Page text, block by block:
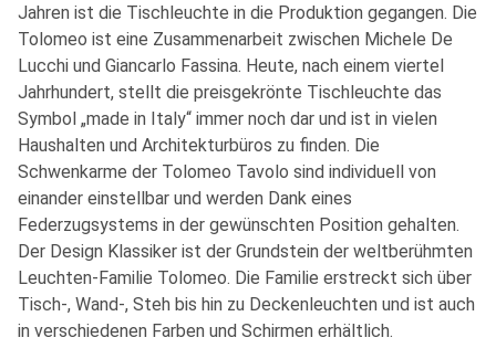
Jahren ist die Tischleuchte in die Produktion gegangen. Die
Tolomeo ist eine Zusammenarbeit zwischen Michele De
Lucchi und Giancarlo Fassina. Heute, nach einem viertel
Jahrhundert, stellt die preisgekrönte Tischleuchte das
Symbol „made in Italy“ immer noch dar und ist in vielen
Haushalten und Architekturbüros zu finden. Die
Schwenkarme der Tolomeo Tavolo sind individuell von
einander einstellbar und werden Dank eines
Federzugsystems in der gewünschten Position gehalten.
Der Design Klassiker ist der Grundstein der weltberühmten
Leuchten-Familie Tolomeo. Die Familie erstreckt sich über
Tisch-, Wand-, Steh bis hin zu Deckenleuchten und ist auch
in verschiedenen Farben und Schirmen erhältlich.